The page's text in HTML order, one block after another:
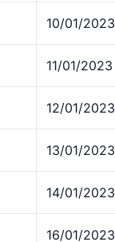
10/01/2023
11/01/2023
12/01/2023
13/01/2023
14/01/2023
16/01/2023